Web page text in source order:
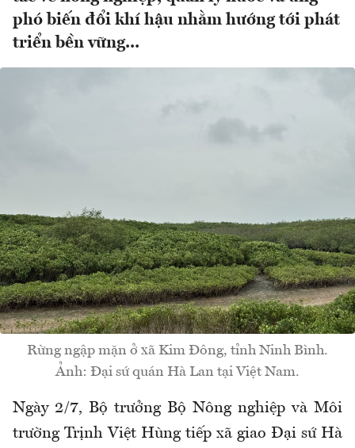
phó biến đổi khí hậu nhằm hướng tới phát
triển bền vững...
Rừng ngập mặn ở xã Kim Đông, tỉnh Ninh Bình.
Ảnh: Đại sứ quán Hà Lan tại Việt Nam.
Ngày 2/7, Bộ trưởng Bộ Nông nghiệp và Môi
trường Trịnh Việt Hùng tiếp xã giao Đại sứ Hà